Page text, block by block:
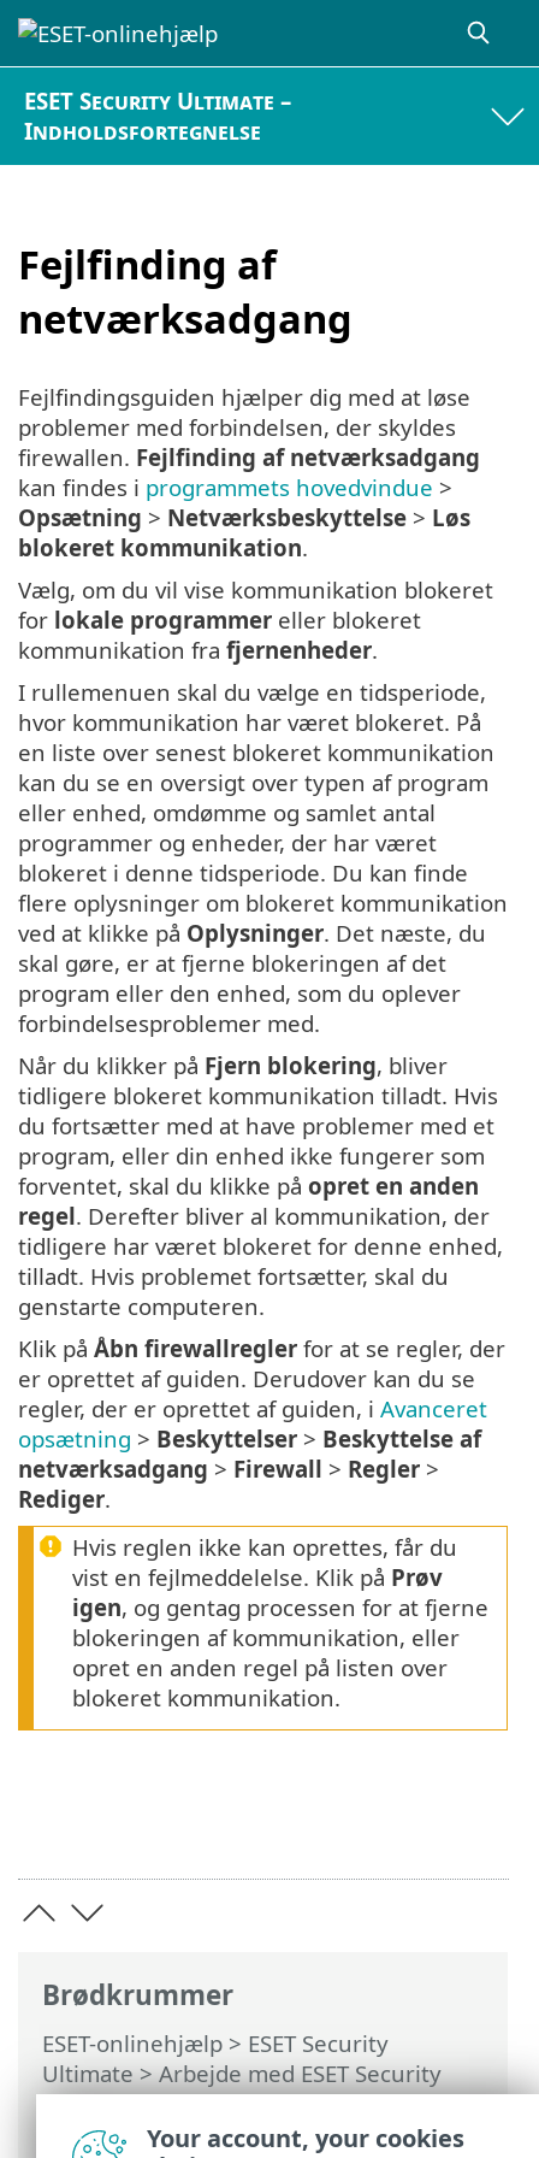
ESET Security Ultimate –
Indholdsfortegnelse
Fejlfinding af
netværksadgang
Brødkrummer
ESET-onlinehjælp > ESET Security
Ultimate>Arbejde med ESET Security
Ultimate>Opsætning>
Netværksbeskyttelse> Fejlfinding af
Fejlfindingsguiden hjælper dig med at løse
problemer med forbindelsen, der skyldes
firewallen. Fejlfinding af netværksadgang
kan findes i programmets hovedvindue >
Opsætning > Netværksbeskyttelse > Løs
blokeret kommunikation.
Vælg, om du vil vise kommunikation blokeret
for lokale programmer eller blokeret
kommunikation fra fjernenheder.
I rullemenuen skal du vælge en tidsperiode,
hvor kommunikation har været blokeret. På
en liste over senest blokeret kommunikation
kan du se en oversigt over typen af program
eller enhed, omdømme og samlet antal
programmer og enheder, der har været
blokeret i denne tidsperiode. Du kan finde
flere oplysninger om blokeret kommunikation
ved at klikke på Oplysninger. Det næste, du
skal gøre, er at fjerne blokeringen af det
program eller den enhed, som du oplever
forbindelsesproblemer med.
Når du klikker på Fjern blokering, bliver
tidligere blokeret kommunikation tilladt. Hvis
du fortsætter med at have problemer med et
program, eller din enhed ikke fungerer som
forventet, skal du klikke på opret en anden
regel. Derefter bliver al kommunikation, der
tidligere har været blokeret for denne enhed,
tilladt. Hvis problemet fortsætter, skal du
genstarte computeren.
Klik på Åbn firewallregler for at se regler, der
er oprettet af guiden. Derudover kan du se
regler, der er oprettet af guiden, i Avanceret
opsætning > Beskyttelser > Beskyttelse af
netværksadgang > Firewall > Regler >
Rediger.
Hvis reglen ikke kan oprettes, får du
vist en fejlmeddelelse. Klik på Prøv
igen, og gentag processen for at fjerne
blokeringen af kommunikation, eller
opret en anden regel på listen over
blokeret kommunikation.
Your account, your cookies